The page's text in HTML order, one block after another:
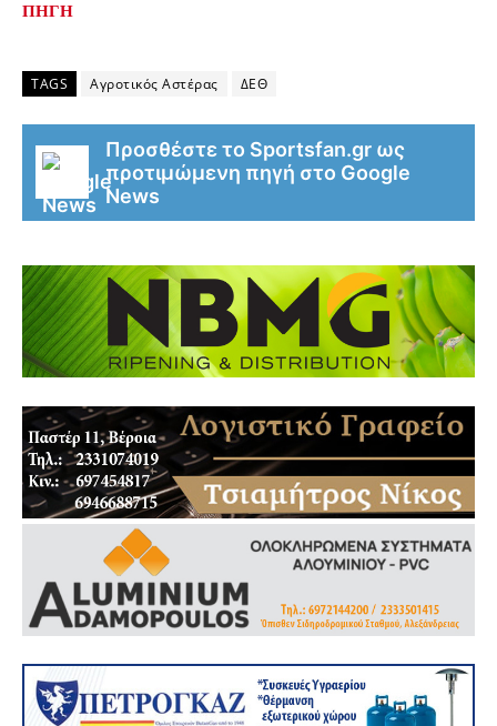
ΠΗΓΗ
TAGS Αγροτικός Αστέρας ΔΕΘ
Προσθέστε το Sportsfan.gr ως
προτιμώμενη πηγή στο Google
News